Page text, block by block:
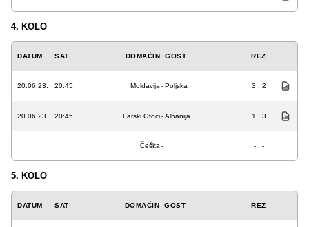
4. KOLO
DATUM SAT DOMAĆIN GOST REZ
20.06.23. 20:45 Moldavija -Poljska 3 : 2
20.06.23. 20:45 Farski Otoci-Albanija 1 : 3
Češka - - : -
5. KOLO
DATUM SAT DOMAĆIN GOST REZ